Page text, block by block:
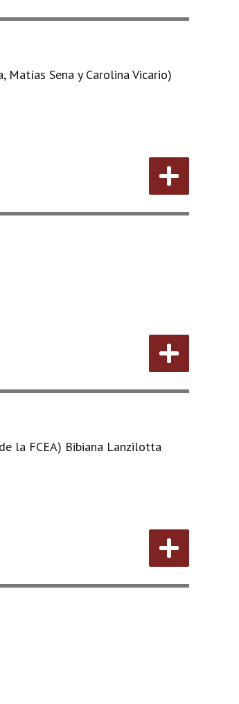
Matías Sena y Carolina Vicario)
la FCEA) Bibiana Lanzilotta